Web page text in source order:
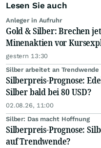
Lesen Sie auch
Anleger in Aufruhr
Gold & Silber: Brechen
Minenaktien vor
gestern 13:30
Silber arbeitet an Trendwende
Silberpreis-Prognose:
Silber bald bei 80 USD?
02.08.26, 11:00
Silber: Das macht Hoffnung
Silberpreis-Prognose:
auf Trendwende?